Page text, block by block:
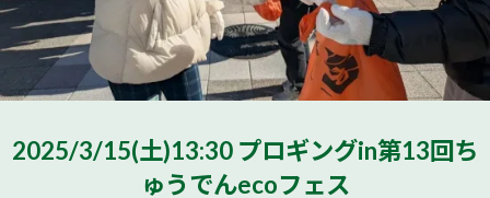
2025/3/15(土)13:30 プロギングin第13回ち
ゅうでんecoフェス